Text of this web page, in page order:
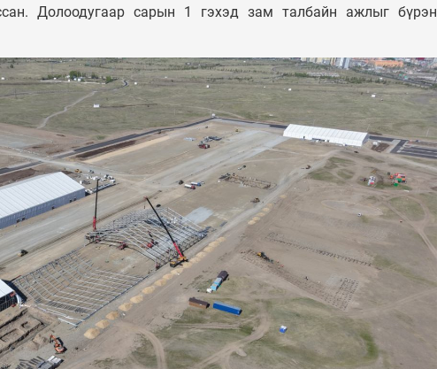
Долоодугаар сарын 1 гэхэд зам талбайн ажлыг бүрэн